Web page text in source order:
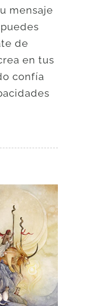
mensaje
de
en tus
confía